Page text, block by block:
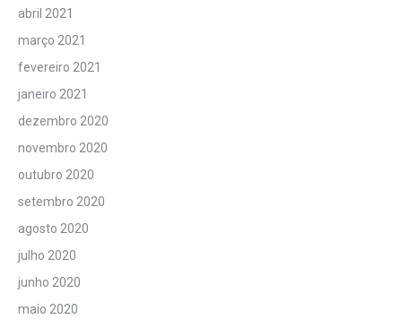
abril 2021
março 2021
fevereiro 2021
janeiro 2021
dezembro 2020
novembro 2020
outubro 2020
setembro 2020
agosto 2020
julho 2020
junho 2020
maio 2020